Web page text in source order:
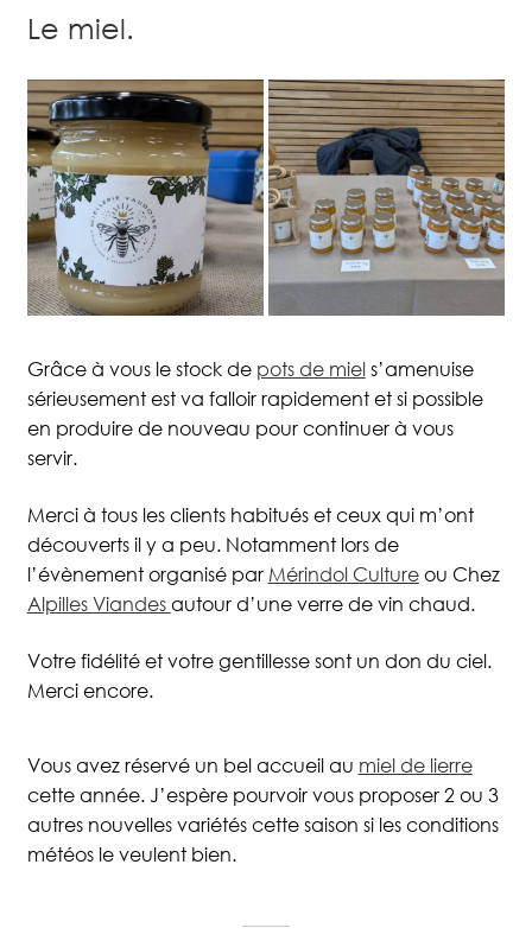
Le miel.
Grâce à vous le stock de pots de miels’amenuise
sérieusement est va falloir rapidement et si possible
en produire de nouveau pour continuer à vous
servir.
Merci à tous les clients habitués et ceux qui m’ont
découverts il y a peu. Notamment lors de
l’évènement organisé par Mérindol Cultureou Chez
Alpilles Viandesautour d’une verre de vin chaud.
Votre fidélité et votre gentillesse sont un don du ciel.
Merci encore.
Vous avez réservé un bel accueil au miel de lierre
cette année. J’espère pourvoir vous proposer 2 ou 3
autres nouvelles variétés cette saison si les conditions
météos le veulent bien.